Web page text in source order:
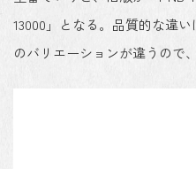
13000」
となる。品質的な違
のバリエーションが違うので